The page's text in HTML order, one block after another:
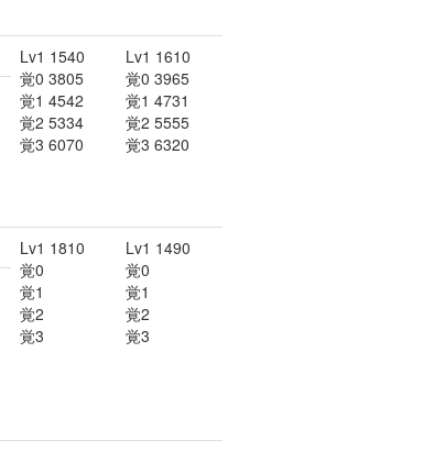
Lv1 1540
覚0 3805
覚1 4542
覚2 5334
覚3 6070
Lv1 1610
覚0 3965
覚1 4731
覚2 5555
覚3 6320
Lv1 1810
覚0
覚1
覚2
覚3
Lv1 1490
覚0
覚1
覚2
覚3